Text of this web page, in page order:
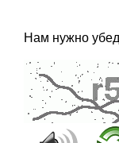
Нам нужно